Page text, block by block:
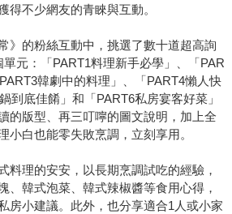
得不少網友的青睞與互動。
》的粉絲互動中，挑選了數十道超高詢
元：「PART1料理新手必學」、「PAR
韓劇中的料理」、「PART4懶人快
到底佳餚」和「PART6私房宴客好菜」
的版型、再三叮嚀的圖文說明，加上全
小白也能零失敗烹調，立刻享用。
料理的安安，以長期烹調試吃的經驗，
、韓式泡菜、韓式辣椒醬等食用心得，
房小建議。此外，也分享適合1人或小家